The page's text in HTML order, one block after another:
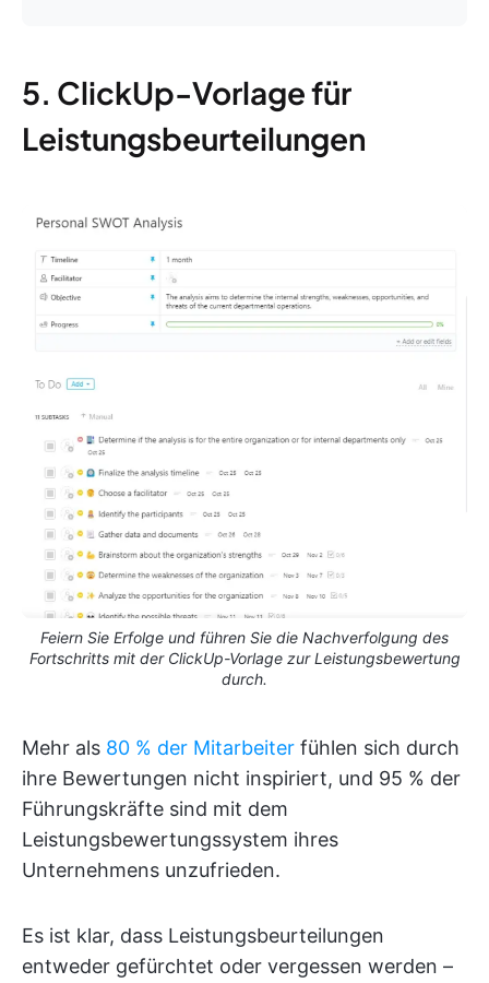
5. ClickUp-Vorlage für
Leistungsbeurteilungen
Feiern Sie Erfolge und führen Sie die Nachverfolgung des
Fortschritts mit der ClickUp-Vorlage zur Leistungsbewertung
durch.
Mehr als 80 % der Mitarbeiter fühlen sich durch
ihre Bewertungen nicht inspiriert, und 95 % der
Führungskräfte sind mit dem
Leistungsbewertungssystem ihres
Unternehmens unzufrieden.
Es ist klar, dass Leistungsbeurteilungen
entweder gefürchtet oder vergessen werden –